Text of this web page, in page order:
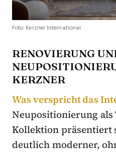
Foto: Kerzner International
RENOVIERUNG
KERZNER
Was verspricht das
Neupositionierung als
Kollektion präsentiert
deutlich moderner,